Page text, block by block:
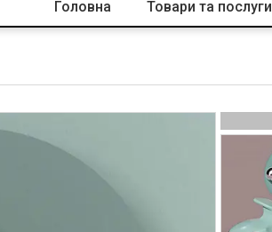
Головна Товари та послуги